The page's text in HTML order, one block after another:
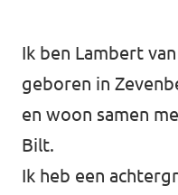
Volt Zeist
Ik ben Lambert
geboren in
en woon samen
Bilt.
Ik heb een